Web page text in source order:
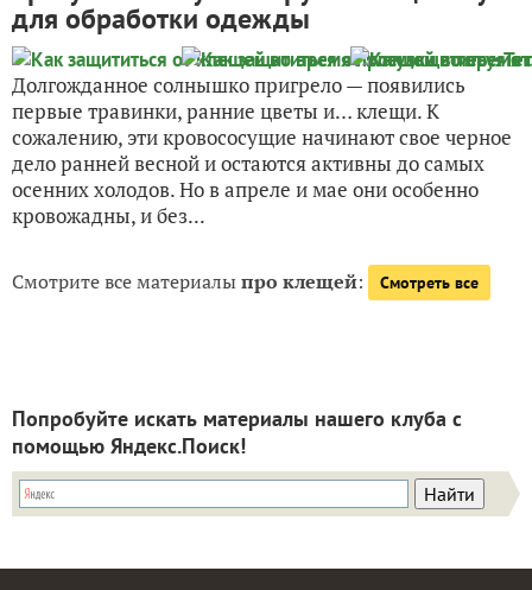
для обработки одежды
Долгожданное солнышко пригрело — появились
первые травинки, ранние цветы и… клещи. К
сожалению, эти кровососущие начинают свое черное
дело ранней весной и остаются активны до самых
осенних холодов. Но в апреле и мае они особенно
кровожадны, и без...
Смотрите все материалыпро клещей: Смотреть все
Попробуйте искать материалы нашего клуба с
помощью Яндекс.Поиск!